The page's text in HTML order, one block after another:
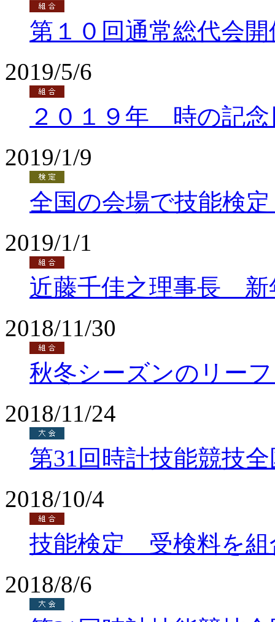
第１０回通常総代会開
2019/5/6
２０１９年 時の記
2019/1/9
全国の会場で技能検
2019/1/1
近藤千佳之理事長 新
2018/11/30
秋冬シーズンのリー
2018/11/24
第31回時計技能競技
2018/10/4
技能検定 受検料を組
2018/8/6